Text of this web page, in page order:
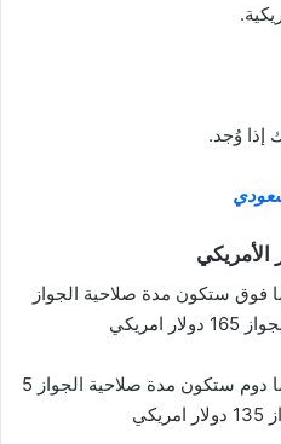
إذا وُجد.
16 عاما” وما فوق ستكون مدة صلاحية الجواز
اذا كان عمر الشخص 15 عاما” وما دوم ستكون مدة صلاحية الجواز 5